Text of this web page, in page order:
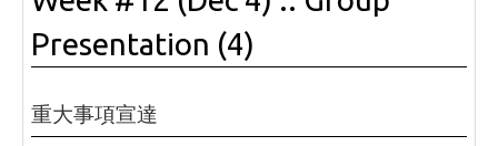
上傳檔案
本頁面
可列印版本
Presentation (4)
重大事項宣達